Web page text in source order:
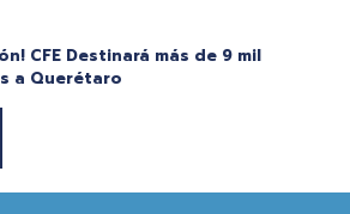
CFE Destinará más de 9 mil
a Querétaro